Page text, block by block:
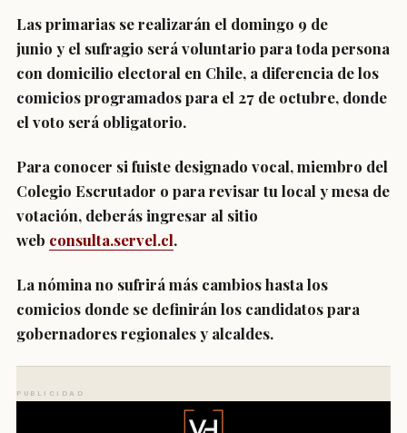
Las primarias se realizarán el domingo 9 de
junio y el sufragio será voluntario para toda persona
con domicilio electoral en Chile, a diferencia de los
comicios programados para el 27 de octubre, donde
el voto será obligatorio.
Para conocer si fuiste designado vocal, miembro del
Colegio Escrutador o para revisar tu local y mesa de
votación, deberás ingresar al sitio
web consulta.servel.cl.
La nómina no sufrirá más cambios hasta los
comicios donde se definirán los candidatos para
gobernadores regionales y alcaldes.
PUBLICIDAD